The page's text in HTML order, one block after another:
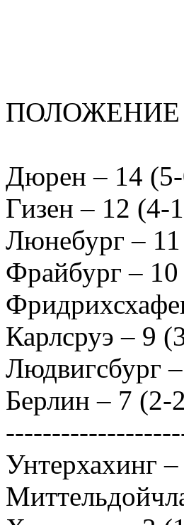
Дюрен – 14
Гизен – 12 (4-
Люнебург –
Фрайбург –
Карлсруэ – 9
Людвигсбург
Берлин – 7 (2-
Унтерхахинг